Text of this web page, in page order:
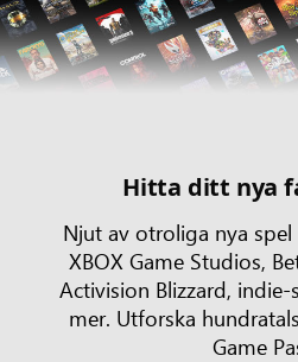
Hitta ditt nya
Njut av otroliga nya
XBOX Game Studios,
Activision Blizzard,
mer. Utforska
Game